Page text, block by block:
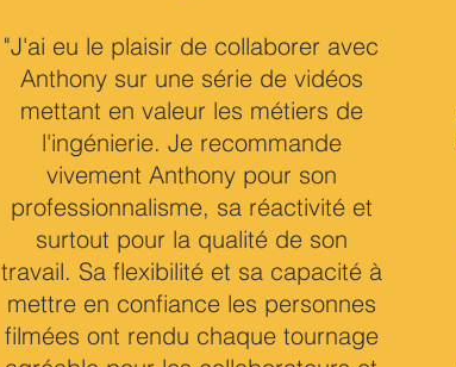
"J'ai eu le plaisir de collaborer avec
Anthony sur une série de vidéos
mettant en valeur les métiers de
l'ingénierie. Je recommande
vivement Anthony pour son
professionnalisme, sa réactivité et
surtout pour la qualité de son
travail. Sa flexibilité et sa capacité à
mettre en confiance les personnes
filmées ont rendu chaque tournage